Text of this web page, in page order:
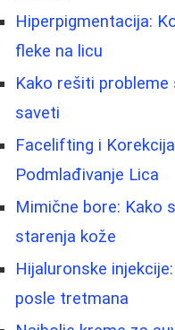
Hiperpigmentacija:
fleke na licu
Kako rešiti probleme
saveti
Facelifting i
Podmlađivanje Lica
Mimične bore: Kako
starenja kože
Hijaluronske
posle tretmana